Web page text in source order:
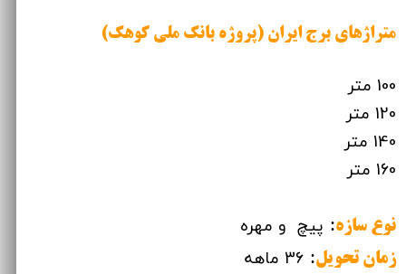
متراژهای برج ایران (پروژه بانک ملی کوهک)
100 متر
120 متر
140 متر
160 متر
نوع سازه: پیچ و مهره
زمان تحویل: 36​​​​​​​ ماهه